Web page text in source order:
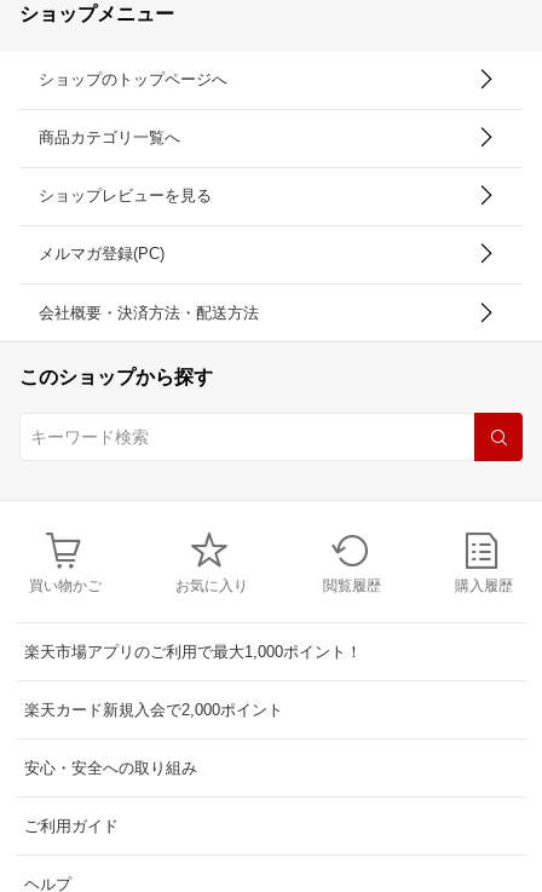
ショップメニュー
ショップのトップページへ
商品カテゴリ一覧へ
ショップレビューを見る
メルマガ登録(PC)
会社概要・決済方法・配送方法
このショップから探す
買い物かご お気に入り 閲覧履歴 購入履歴
楽天市場アプリのご利用で最大1,000ポイント！
楽天カード新規入会で2,000ポイント
安心・安全への取り組み
ご利用ガイド
ヘルプ